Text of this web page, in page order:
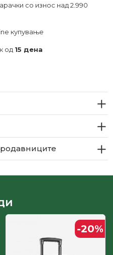
со износ над 2.990
купување
од 15 дена
-20%